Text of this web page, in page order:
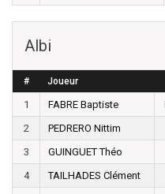
Albi
# Joueur
1 FABRE Baptiste
2
PEDRERO Nittim
3
GUINGUET Théo
4
TAILHADES Clément